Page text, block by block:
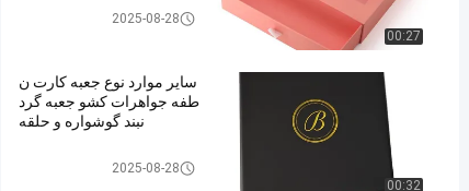
00:27
جعبه بسته بندی کشو2025-08-28
00:32
سایر موارد نوع جعبه کارت ن
طفه جواهرات کشو جعبه گرد
نبند گوشواره و حلقه
جعبه بسته بندی کشو2025-08-28